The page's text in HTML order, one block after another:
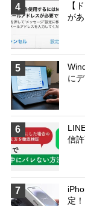
4
【
が
5
に
6
信
7
定！